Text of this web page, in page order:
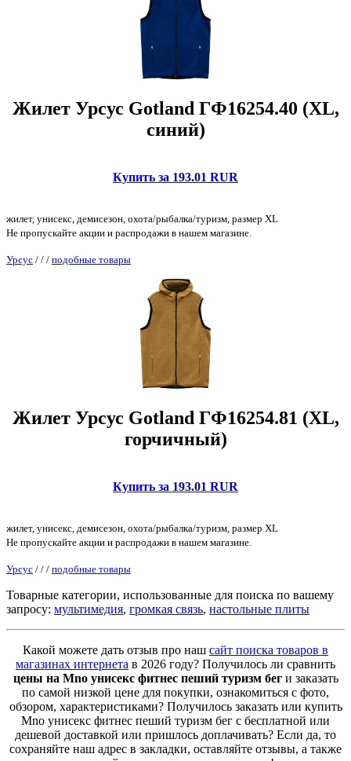
Жилет Урсус Gotland ГФ16254.40 (XL,
синий)
Купить за 193.01 RUR
жилет, унисекс, демисезон, охота/рыбалка/туризм, размер XL
Не пропускайте акции и распродажи в нашем магазине.
Урсус / / / подобные товары
Жилет Урсус Gotland ГФ16254.81 (XL,
горчичный)
Купить за 193.01 RUR
жилет, унисекс, демисезон, охота/рыбалка/туризм, размер XL
Не пропускайте акции и распродажи в нашем магазине.
Урсус / / / подобные товары
Товарные категории, использованные для поиска по вашему
запросу: мультимедия, громкая связь, настольные плиты
Какой можете дать отзыв про наш сайт поиска товаров в
магазинах интернета в 2026 году? Получилось ли сравнить
цены на Mno унисекс фитнес пеший туризм беги заказать
по самой низкой цене для покупки, ознакомиться с фото,
обзором, характеристиками? Получилось заказать или купить
Mno унисекс фитнес пеший туризм бег с бесплатной или
дешевой доставкой или пришлось доплачивать? Если да, то
сохраняйте наш адрес в закладки, оставляйте отзывы, а также